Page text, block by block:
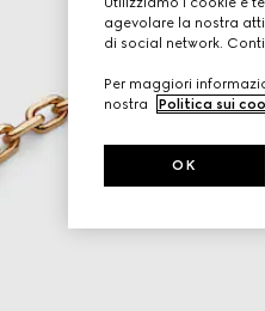
agevolare la nostra
di social network.
Per maggiori
nostra
Politica sui
OK